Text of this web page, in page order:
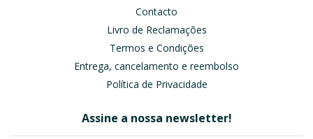
Contacto
Livro de Reclamações
Termos e Condições
Entrega, cancelamento e reembolso
Política de Privacidade
Assine a nossa newsletter!